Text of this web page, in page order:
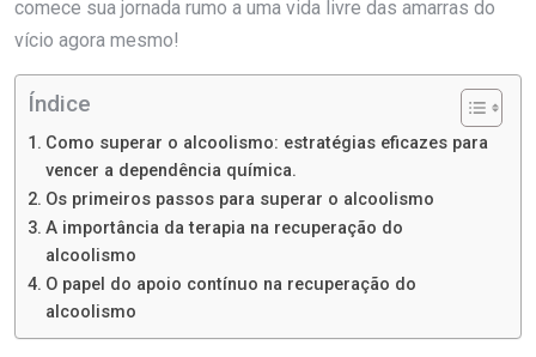
comece sua jornada rumo a uma vida livre das amarras do
vício agora mesmo!
Índice
Como superar o alcoolismo: estratégias eficazes para
vencer a dependência química.
Os primeiros passos para superar o alcoolismo
A importância da terapia na recuperação do
alcoolismo
O papel do apoio contínuo na recuperação do
alcoolismo